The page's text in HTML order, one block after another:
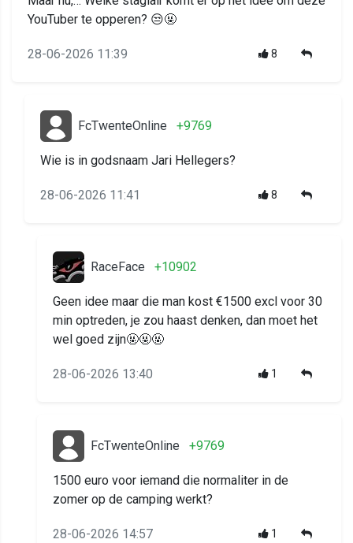
YouTuber te opperen? 😒🤬
28-06-2026 11:39 8
FcTwenteOnline +9769
Wie is in godsnaam Jari Hellegers?
28-06-2026 11:41 8
RaceFace +10902
Geen idee maar die man kost €1500 excl voor 30
min optreden, je zou haast denken, dan moet het
wel goed zijn🤬🤬🤬
28-06-2026 13:40 1
FcTwenteOnline +9769
1500 euro voor iemand die normaliter in de
zomer op de camping werkt?
28-06-2026 14:57 1